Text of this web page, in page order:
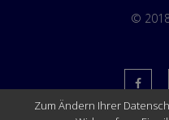
©
Zum Ändern Ihrer